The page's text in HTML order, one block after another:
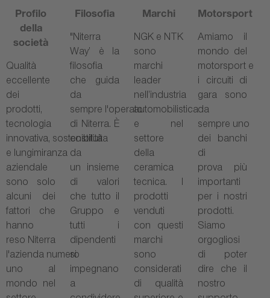
Profilo
della
società
Qualità
eccellente
dei
prodotti,
tecnologia
innovativa, sostenibilità
e lungimiranza
aziendale
sono solo
alcuni dei
fattori che
hanno
reso Niterra
l'azienda numero
uno al
mondo nel
Filosofia
"Niterra
Way’ è la
filosofia
che guida
da
sempre l'operato
di Niterra. È
costituita
da
un insieme
di valori
che tutto il
Gruppo e
tutti i
dipendenti
si
impegnano
a
Marchi
NGK e NTK
sono
marchi
leader
nell’industria
automobilistica
e nel
settore
della
ceramica
tecnica. I
prodotti
venduti
con questi
marchi
sono
considerati
di qualità
Motorsport
Amiamo il
mondo del
motorsport e
i circuiti di
gara sono
da
sempre uno
dei banchi
di
prova più
importanti
per i nostri
prodotti.
Siamo
orgogliosi
di poter
dire che il
nostro